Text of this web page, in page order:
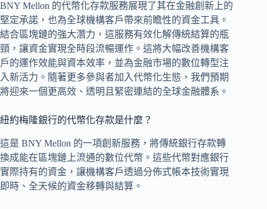
BNY Mellon 的代幣化存款服務展現了其在金融創新上的
堅定承諾，也為全球機構客戶帶來前瞻性的資金工具。
結合區塊鏈的強大潛力，這服務有效化解傳統結算的瓶
頸，讓資金實現全時段流暢運作。這將大幅改善機構客
戶的運作效能與資本效率，並為金融市場的數位轉型注
入新活力。隨著更多參與者加入代幣化生態，我們預期
將迎來一個更高效、透明且緊密連結的全球金融體系。
紐約梅隆銀行的代幣化存款是什麼？
這是 BNY Mellon 的一項創新服務，將傳統銀行存款轉
換成能在區塊鏈上流通的數位代幣。這些代幣對應銀行
實際持有的資金，讓機構客戶透過分佈式帳本技術實現
即時、全天候的資金移轉與結算。